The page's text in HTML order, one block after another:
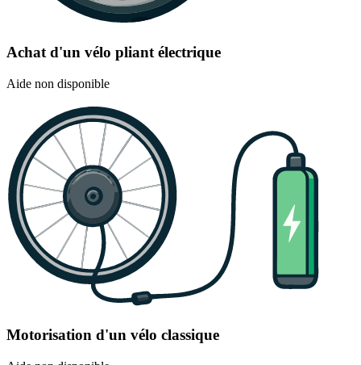
Achat d'un vélo pliant électrique
Aide non disponible
Motorisation d'un vélo classique